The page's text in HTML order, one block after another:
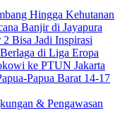
Hingga Kehutanan
Banjir di Jayapura
Bisa Jadi Inspirasi
di Liga Eropa
ke PTUN Jakarta
Papua Barat 14-17
& Pengawasan